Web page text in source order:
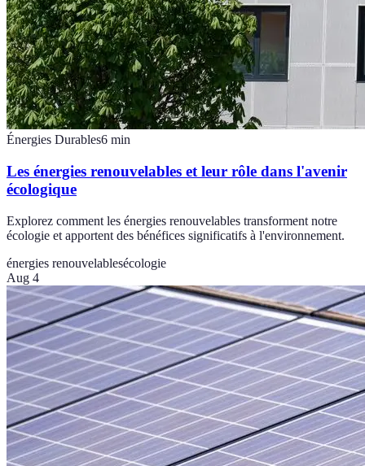
Énergies Durables6 min
Les énergies renouvelables et leur rôle dans l'avenir
écologique
Explorez comment les énergies renouvelables transforment notre
écologie et apportent des bénéfices significatifs à l'environnement.
énergies renouvelablesécologie
Aug 4